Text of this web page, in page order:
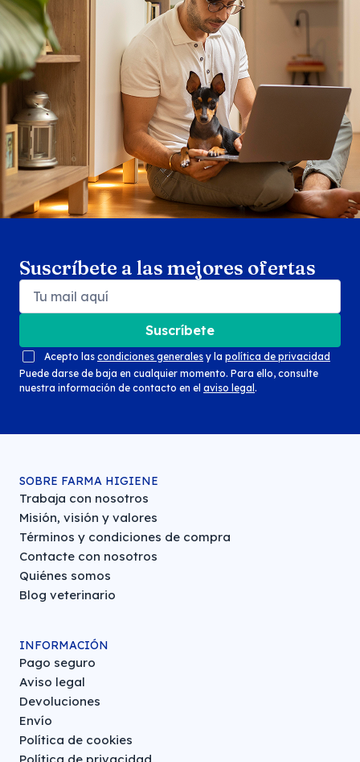
Suscríbete a las mejores ofertas
Suscríbete
Acepto las condiciones generales y la política de privacidad
Puede darse de baja en cualquier momento. Para ello, consulte
nuestra información de contacto en el aviso legal .
Search products
SOBRE FARMA HIGIENE
Trabaja con nosotros
Misión, visión y valores
Términos y condiciones de compra
Contacte con nosotros
Quiénes somos
Blog veterinario
INFORMACIÓN
Pago seguro
Aviso legal
Devoluciones
Envío
Política de cookies